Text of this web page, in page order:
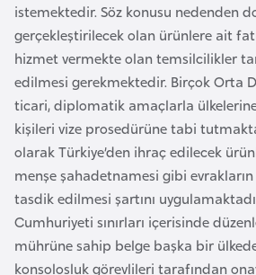
istemektedir. Söz konusu nedenden
gerçekleştirilecek olan ürünlere ait
hizmet vermekte olan temsilcilikler
edilmesi gerekmektedir. Birçok Orta
ticari, diplomatik amaçlarla
kişileri vize prosedürüne tabi
olarak Türkiye’den ihraç edilecek
menşe şahadetnamesi gibi
tasdik edilmesi şartını
Cumhuriyeti sınırları içerisinde
mührüne sahip belge başka bir
konsolosluk görevlileri tarafından
n
B
o
s
n
a
H
e
r
s